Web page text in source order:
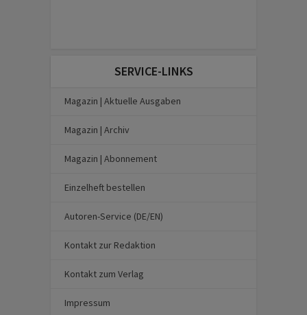
SERVICE-LINKS
Magazin | Aktuelle Ausgaben
Magazin | Archiv
Magazin | Abonnement
Einzelheft bestellen
Autoren-Service (DE/EN)
Kontakt zur Redaktion
Kontakt zum Verlag
Impressum